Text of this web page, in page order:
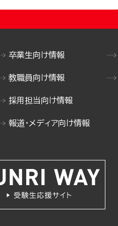
卒業生向け情報
教職員向け情報
採用担当向け情報
報道・メディア向け情報